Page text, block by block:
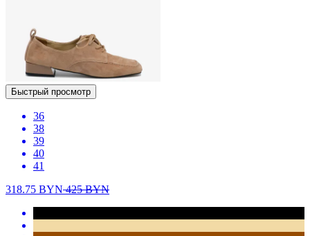
Быстрый просмотр
36
38
39
40
41
318.75 BYN425BYN